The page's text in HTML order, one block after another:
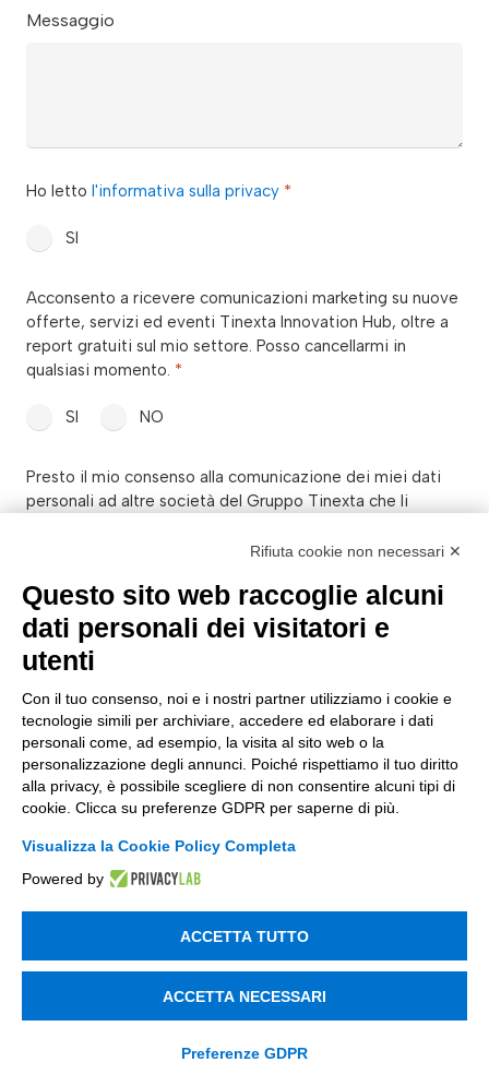
Messaggio
Ho letto l'informativa sulla privacy *
SI
Acconsento a ricevere comunicazioni marketing su nuove
offerte, servizi ed eventi Tinexta Innovation Hub, oltre a
report gratuiti sul mio settore. Posso cancellarmi in
qualsiasi momento. *
SI NO
Presto il mio consenso alla comunicazione dei miei dati
personali ad altre società del Gruppo Tinexta che li
SI NO
Potrebbe interessarti anche
28 Luglio 2026
Rifiuta cookie non necessari ✕
Questo sito web raccoglie alcuni
dati personali dei visitatori e
utenti
Con il tuo consenso, noi e i nostri partner utilizziamo i cookie e
tecnologie simili per archiviare, accedere ed elaborare i dati
personali come, ad esempio, la visita al sito web o la
personalizzazione degli annunci. Poiché rispettiamo il tuo diritto
alla privacy, è possibile scegliere di non consentire alcuni tipi di
cookie. Clicca su preferenze GDPR per saperne di più.
Visualizza la Cookie Policy Completa
Powered by
ACCETTA TUTTO
ACCETTA NECESSARI
Preferenze GDPR